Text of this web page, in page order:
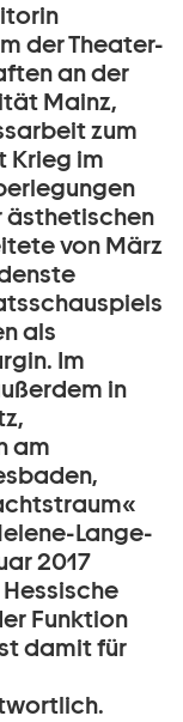
der Theater-
an der
Mainz,
zum
Krieg im
ästhetischen
von März
als
Im
in
am
Lange-
2017
Funktion
damit für